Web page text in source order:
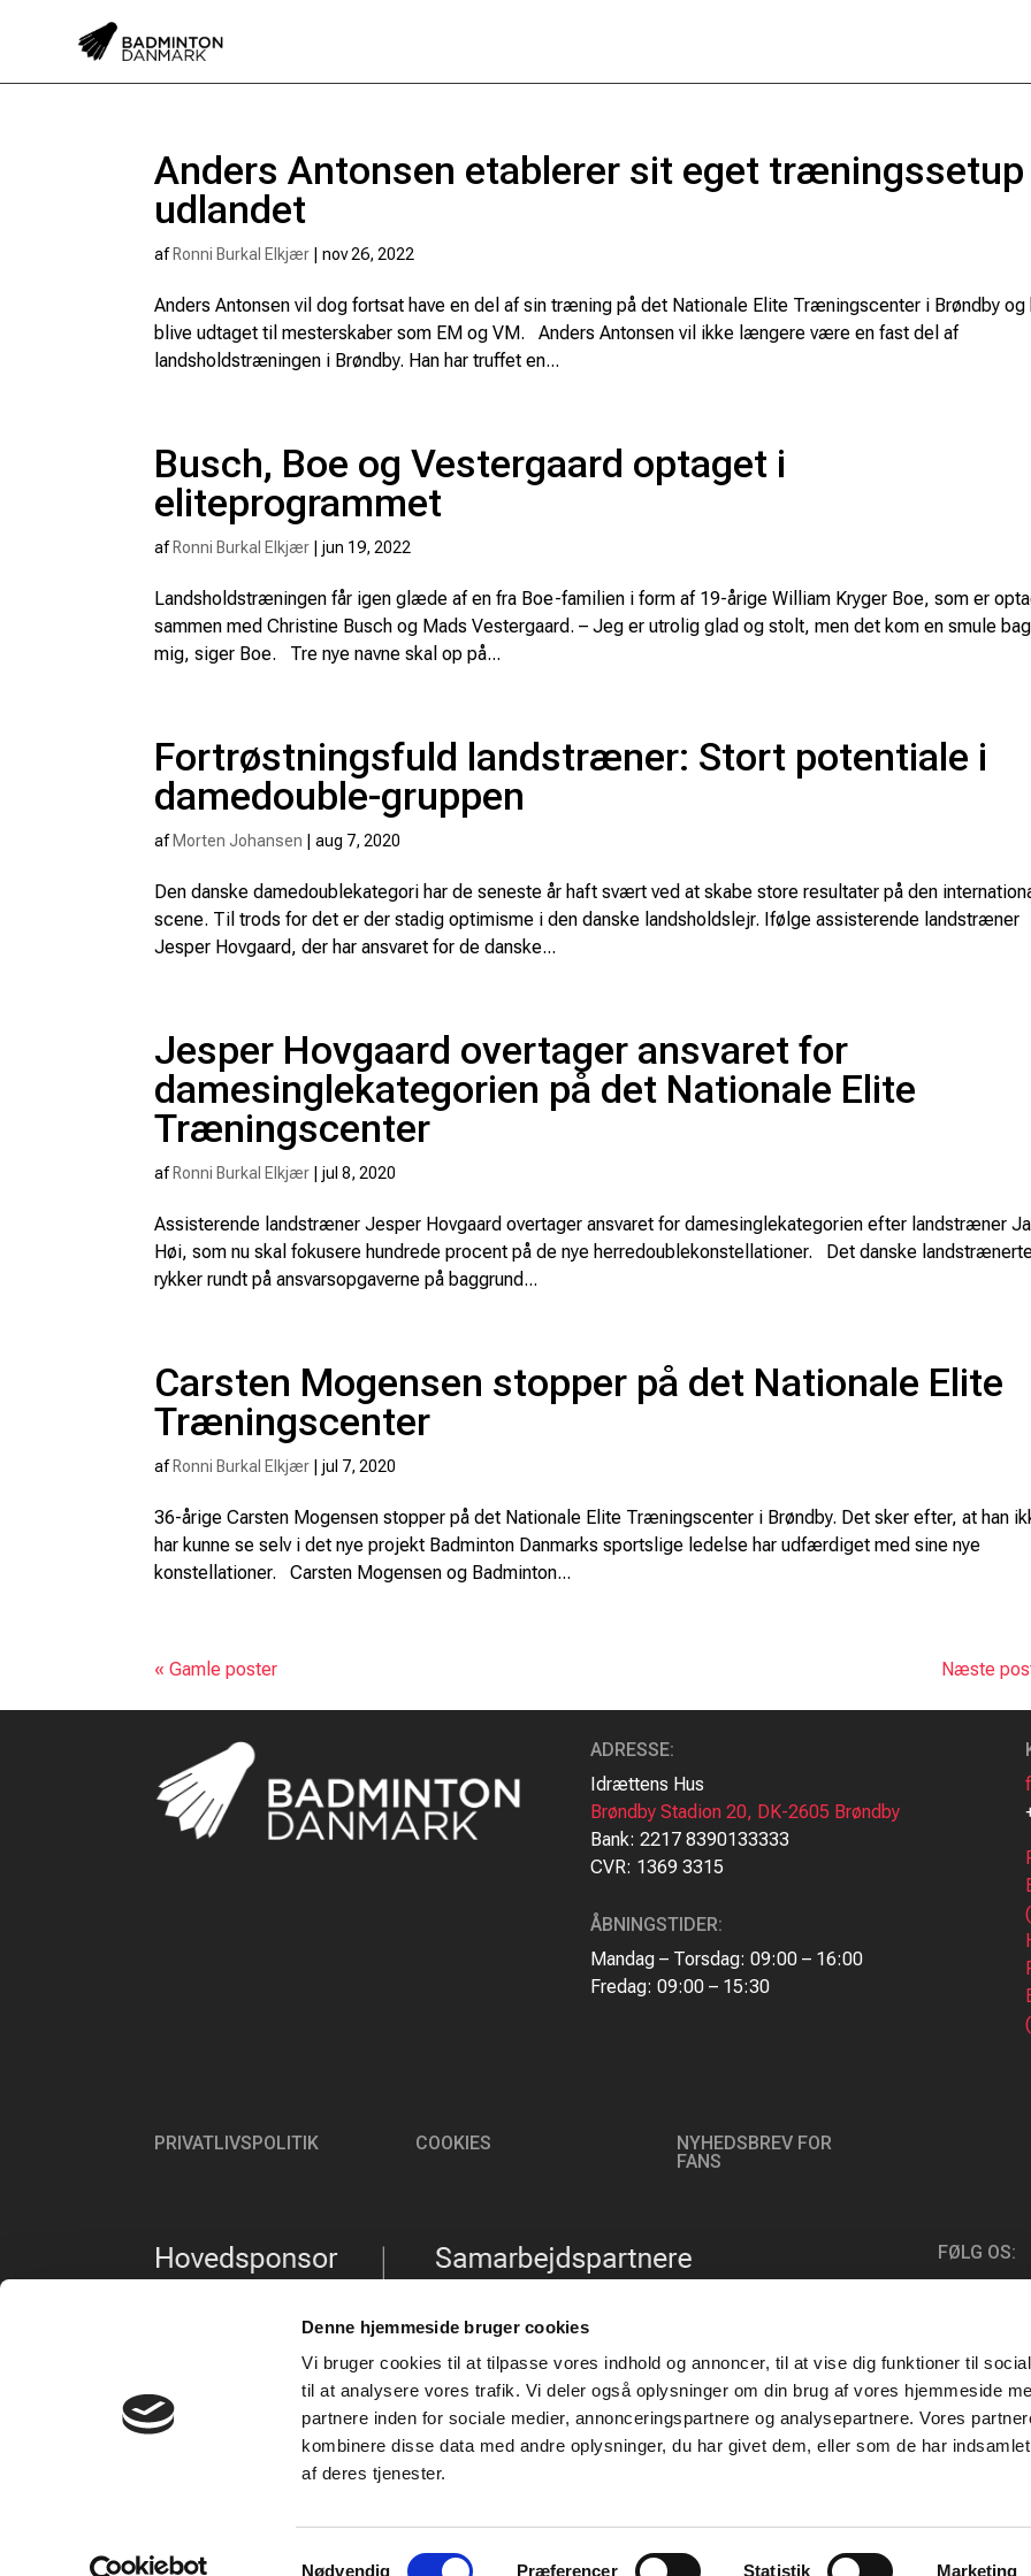
Denne hjemmeside bruger cookies
Vi bruger cookies til at tilpasse vores indhold og annoncer, til at vise dig funktioner til
til at analysere vores trafik. Vi deler også oplysninger om din brug af vores hjemmeside
partnere inden for sociale medier, annonceringspartnere og analysepartnere. Vores
kombinere disse data med andre oplysninger, du har givet dem, eller som de har
af deres tjenester.
Samtykkevalg
Nødvendig Præferencer Statistik Marketing
Anders Antonsen etablerer sit eget træningssetup
udlandet
af Ronni Burkal Elkjær |nov 26, 2022
Anders Antonsen vil dog fortsat have en del af sin træning på det Nationale Elite Træningscenter i Brøndby og
blive udtaget til mesterskaber som EM og VM. Anders Antonsen vil ikke længere være en fast del af
landsholdstræningen i Brøndby. Han har truffet en...
Busch, Boe og Vestergaard optaget i
eliteprogrammet
af Ronni Burkal Elkjær |jun 19, 2022
Landsholdstræningen får igen glæde af en fra Boe-familien i form af 19-årige William Kryger Boe, som er
sammen med Christine Busch og Mads Vestergaard. – Jeg er utrolig glad og stolt, men det kom en smule
mig, siger Boe. Tre nye navne skal op på...
Fortrøstningsfuld landstræner: Stort potentiale i
damedouble-gruppen
af Morten Johansen |aug 7, 2020
Den danske damedoublekategori har de seneste år haft svært ved at skabe store resultater på den
scene. Til trods for det er der stadig optimisme i den danske landsholdslejr. Ifølge assisterende landstræner
Jesper Hovgaard, der har ansvaret for de danske...
Jesper Hovgaard overtager ansvaret for
damesinglekategorien på det Nationale Elite
Træningscenter
af Ronni Burkal Elkjær |jul 8, 2020
Assisterende landstræner Jesper Hovgaard overtager ansvaret for damesinglekategorien efter landstræner
Høi, som nu skal fokusere hundrede procent på de nye herredoublekonstellationer. Det danske
rykker rundt på ansvarsopgaverne på baggrund...
Carsten Mogensen stopper på det Nationale Elite
Træningscenter
af Ronni Burkal Elkjær |jul 7, 2020
36-årige Carsten Mogensen stopper på det Nationale Elite Træningscenter i Brøndby. Det sker efter, at han
har kunne se selv i det nye projekt Badminton Danmarks sportslige ledelse har udfærdiget med sine nye
konstellationer. Carsten Mogensen og Badminton...
« Gamle poster Næste
ADRESSE:
Idrættens Hus
Brøndby Stadion 20, DK-2605 Brøndby
Bank: 2217 8390133333
CVR: 1369 3315
ÅBNINGSTIDER:
Mandag – Torsdag: 09:00 – 16:00
Fredag: 09:00 – 15:30
PRIVATLIVSPOLITIK COOKIES
NYHEDSBREV FOR
FANS
FØLG OS: